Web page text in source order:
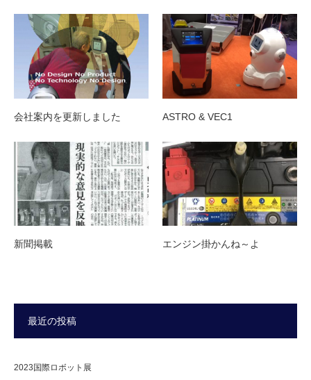
会社案内を更新しました ASTRO & VEC1
新聞掲載 エンジン掛かんね～よ
最近の投稿
2023国際ロボット展